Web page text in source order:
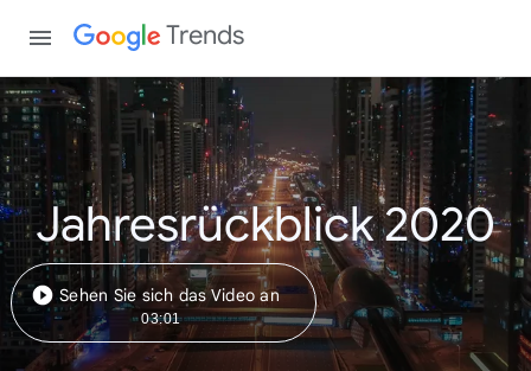
Trends
Jahresrückblick 2020
Sehen Sie sich das Video an
03:01